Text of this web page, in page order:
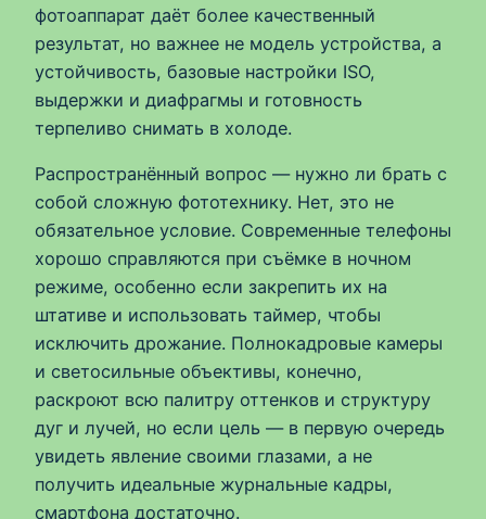
фотоаппарат даёт более качественный
результат, но важнее не модель устройства, а
устойчивость, базовые настройки ISO,
выдержки и диафрагмы и готовность
терпеливо снимать в холоде.
Распространённый вопрос — нужно ли брать с
собой сложную фототехнику. Нет, это не
обязательное условие. Современные телефоны
хорошо справляются при съёмке в ночном
режиме, особенно если закрепить их на
штативе и использовать таймер, чтобы
исключить дрожание. Полнокадровые камеры
и светосильные объективы, конечно,
раскроют всю палитру оттенков и структуру
дуг и лучей, но если цель — в первую очередь
увидеть явление своими глазами, а не
получить идеальные журнальные кадры,
смартфона достаточно.